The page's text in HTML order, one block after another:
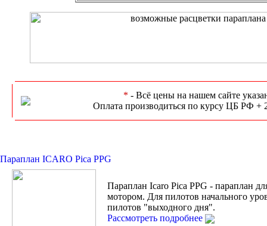
* - Всё цены на нашем сайте
Оплата производиться по курсу ЦБ РФ +
Параплан ICARO Pica PPG
Параплан Icaro Pica PPG - параплан
мотором. Для пилотов начального
пилотов "выходного дня".
Рассмотреть подробнее